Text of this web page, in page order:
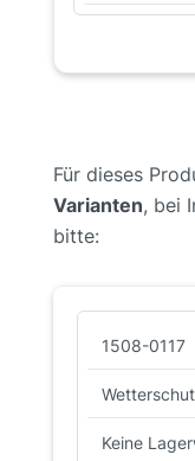
Für dieses
Varianten, bei
bitte:
1508-0117
Keine